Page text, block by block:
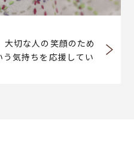
大切な人の笑顔のため
気持ちを応援してい